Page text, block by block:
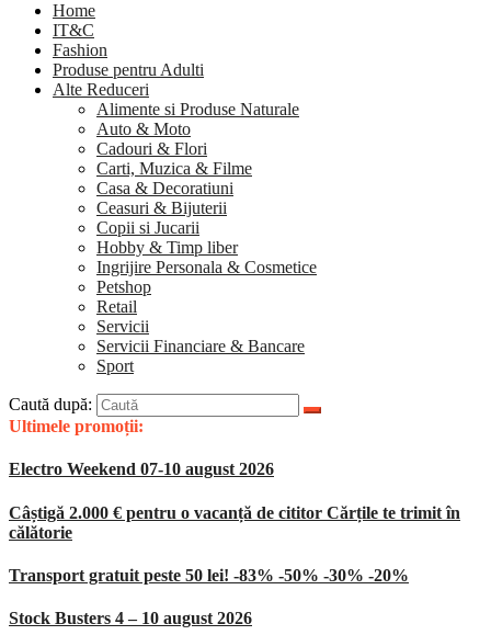
Home
IT&C
Fashion
Produse pentru Adulti
Alte Reduceri
Alimente si Produse Naturale
Auto & Moto
Cadouri & Flori
Carti, Muzica & Filme
Casa & Decoratiuni
Ceasuri & Bijuterii
Copii si Jucarii
Hobby & Timp liber
Ingrijire Personala & Cosmetice
Petshop
Retail
Servicii
Servicii Financiare & Bancare
Sport
Caută după:
Ultimele promoții:
Electro Weekend 07-10 august 2026
Câștigă 2.000 € pentru o vacanță de cititor Cărțile te trimit în
călătorie
Transport gratuit peste 50 lei! -83% -50% -30% -20%
Stock Busters 4 – 10 august 2026